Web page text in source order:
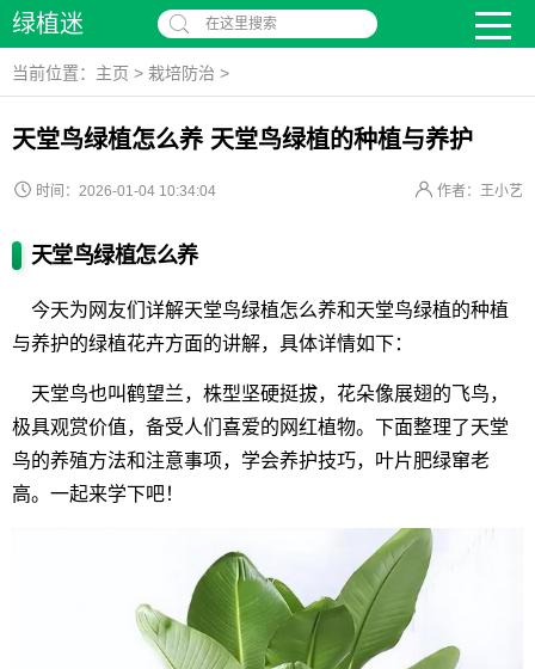
绿植迷 在这里搜索
当前位置： 主页 > 栽培防治 >
天堂鸟绿植怎么养 天堂鸟绿植的种植与养护
时间：2026-01-04 10:34:04 作者：王小艺
天堂鸟绿植怎么养
今天为网友们详解天堂鸟绿植怎么养和天堂鸟绿植的种植
与养护的绿植花卉方面的讲解，具体详情如下：
天堂鸟也叫鹤望兰，株型坚硬挺拔，花朵像展翅的飞鸟，
极具观赏价值，备受人们喜爱的网红植物。下面整理了天堂
鸟的养殖方法和注意事项，学会养护技巧，叶片肥绿窜老
高。一起来学下吧！